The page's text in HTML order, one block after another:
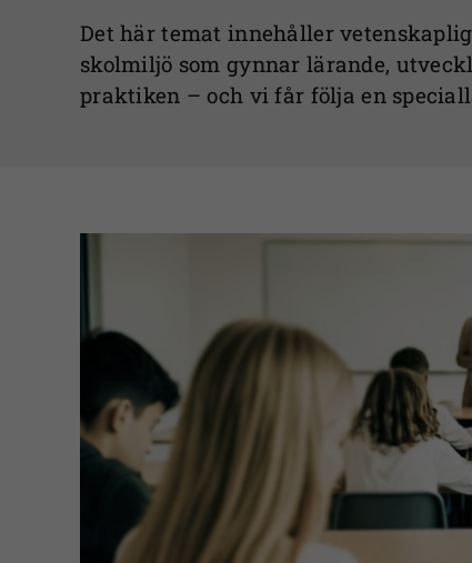
Det här temat innehåller
skolmiljö som gynnar lärande,
praktiken – och vi får följa en